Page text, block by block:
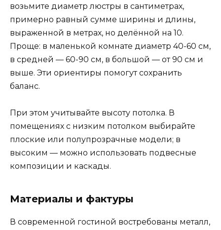
возьмите диаметр люстры в сантиметрах,
примерно равный сумме ширины и длины,
выраженной в метрах, но делённой на 10.
Проще: в маленькой комнате диаметр 40-60 см,
в средней — 60-90 см, в большой — от 90 см и
выше. Эти ориентиры помогут сохранить
баланс.
При этом учитывайте высоту потолка. В
помещениях с низким потолком выбирайте
плоские или полупрозрачные модели; в
высоким — можно использовать подвесные
композиции и каскады.
Материалы и фактуры
В современной гостиной востребованы металл,